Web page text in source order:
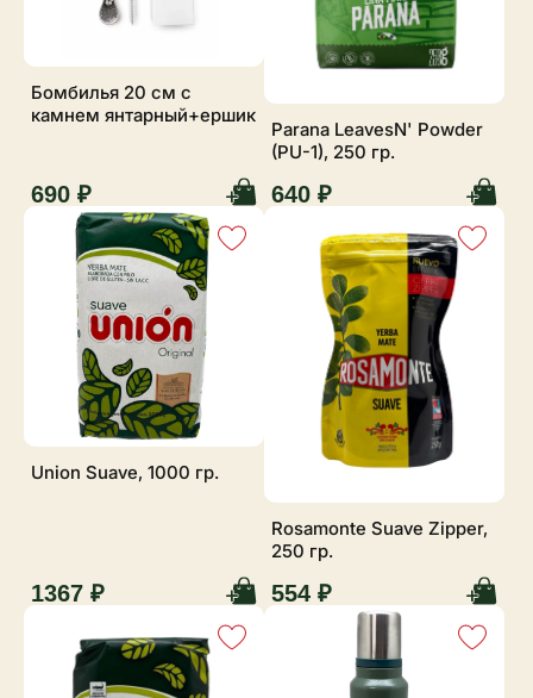
Бомбилья 20 см с
камнем янтарный+ершик
690 ₽
Parana LeavesN' Powder
(PU-1), 250 гр.
640 ₽
Union Suave, 1000 гр.
1367 ₽
Rosamonte Suave Zipper,
250 гр.
554 ₽